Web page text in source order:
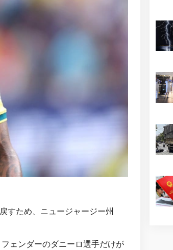
すため、ニュージャージー州
ェンダーのダニーロ選手だけが